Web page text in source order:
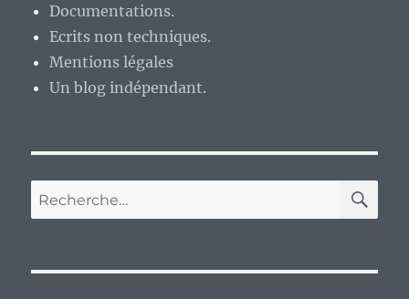
Documentations.
Ecrits non techniques.
Mentions légales
Un blog indépendant.
Recherche
pour :